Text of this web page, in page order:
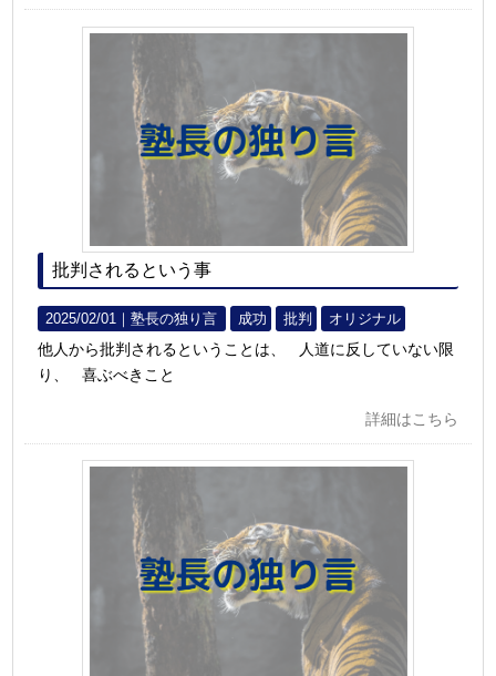
批判されるという事
2025/02/01｜塾長の独り言 成功 批判 オリジナル
他人から批判されるということは、 人道に反していない限
り、 喜ぶべきこと
詳細はこちら